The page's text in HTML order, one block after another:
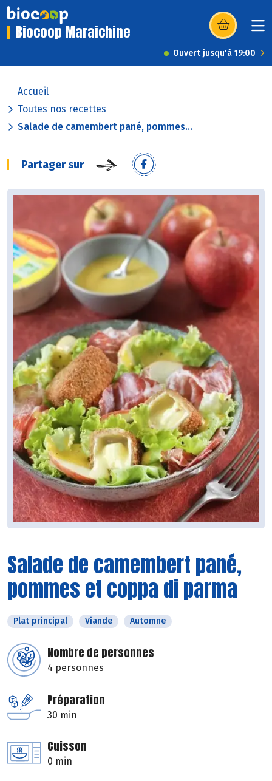
Biocoop Maraichine (s’ouvre dans
Ouvert jusqu'à 19:00
Accueil
Toutes nos recettes
Salade de camembert pané, pommes...
Partager sur
Salade de camembert pané,
pommes et coppa di parma
Plat principal Viande Automne
Nombre de personnes
4 personnes
Préparation
30 min
Cuisson
0 min